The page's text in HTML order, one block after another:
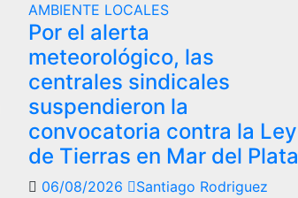
AMBIENTE LOCALES
Por el alerta
meteorológico, las
centrales sindicales
suspendieron la
convocatoria contra la Ley
de Tierras en Mar del Plata
06/08/2026
Santiago Rodriguez